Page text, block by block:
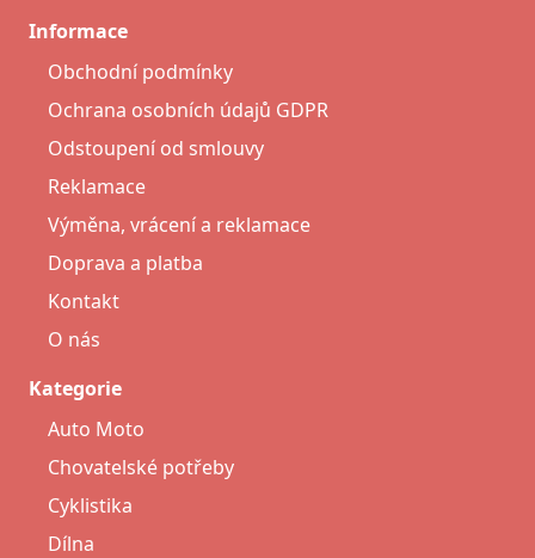
Informace
Obchodní podmínky
Ochrana osobních údajů GDPR
Odstoupení od smlouvy
Reklamace
Výměna, vrácení a reklamace
Doprava a platba
Kontakt
O nás
Kategorie
Auto Moto
Chovatelské potřeby
Cyklistika
Dílna